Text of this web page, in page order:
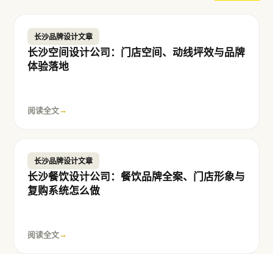
长沙品牌设计文章
长沙空间设计公司：门店空间、动线坪效与品牌
体验落地
阅读全文→
长沙品牌设计文章
长沙餐饮设计公司：餐饮品牌全案、门店形象与
复购系统怎么做
阅读全文→